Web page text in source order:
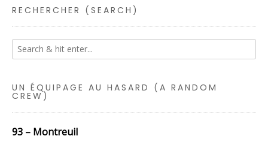
RECHERCHER (SEARCH)
UN ÉQUIPAGE AU HASARD (A RANDOM
CREW)
93 – Montreuil